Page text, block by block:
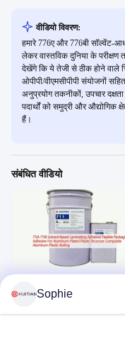
वीडियो विवरण:
हमारे 776ए और 776बी सॉल्वेंट-
लेकर वास्तविक दुनिया के
देखेंगे कि ये तेजी से ठीक होने वाले
ओपीपी/वीएमसीपीपी संयोजनों
अनुप्रयोग तकनीकों, उपचार
पदार्थों को समुद्री और औद्योगिक
हैं।
संबंधित वीडियो
चिपकने वाला लचीला पैकेजिंग चिपकने
Sophie